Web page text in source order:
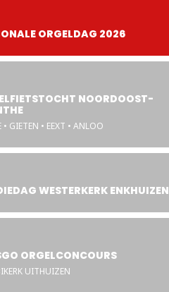
ORGELDAG 2026
NOORDOOST-
• GIETEN • EEXT • ANLOO
WESTERKERK ENKHUIZEN
ORGELCONCOURS
UITHUIZEN